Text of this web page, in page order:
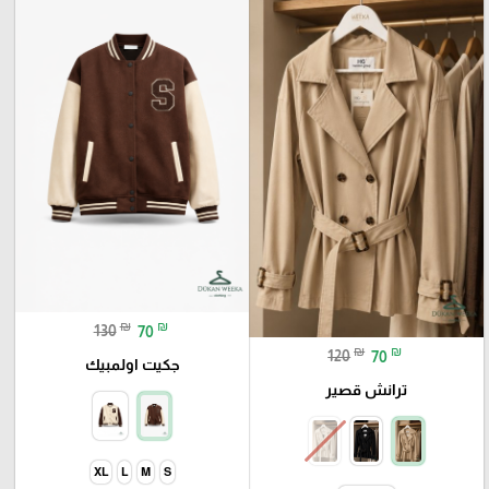
120 ₪ 70 ₪
ترانش قصير
130 ₪ 70 ₪
جكيت اولمبيك
S
M
L
XL